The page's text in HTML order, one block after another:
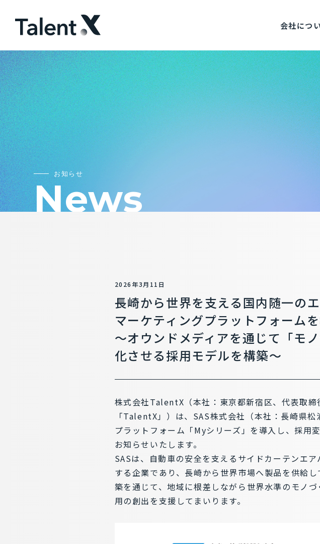
会社につ
お知らせ
News
2026年3月11日
長崎から世界を支える国内随一の
マーケティングプラットフォーム
～オウンドメディアを通じて「モ
化させる採用モデルを構築～
株式会社TalentX（本社：東京都新宿区、代表取
「TalentX」）は、SAS株式会社（本社：長崎県
プラットフォーム「Myシリーズ」を導入し、採用
お知らせいたします。
SASは、自動車の安全を支えるサイドカーテンエ
する企業であり、長崎から世界市場へ製品を供給
築を通じて、地域に根差しながら世界水準のモノ
用の創出を支援してまいります。